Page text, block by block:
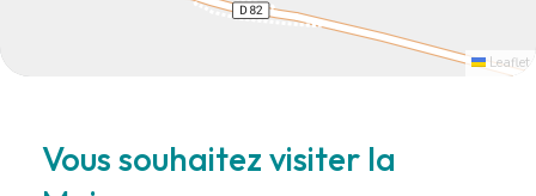
Leaflet
Vous souhaitez visiter la